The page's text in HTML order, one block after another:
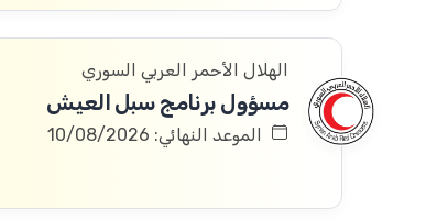
الهلال الأحمر العربي السوري
مسؤول برنامج سبل العيش
الموعد النهائي: 10/08/2026